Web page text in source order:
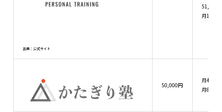
出典：公式サイト
51,700
月12回
50,000円
月4回：
月8回：